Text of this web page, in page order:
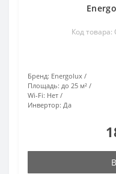
Код товара:
Бренд: Energolux
Площадь: до 25 м²
Wi-Fi: Нет
Инвертор: Да